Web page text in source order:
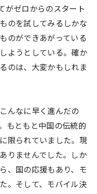
がゼロからのスタート
のを試してみるしかな
のができあがっている
ようとしている。確か
のは、大変かもしれま
んなに早く進んだの
もともと中国の伝統的
限られていました。現
りませんでした。しか
、国の応援もあり、モ
。そして、モバイル決